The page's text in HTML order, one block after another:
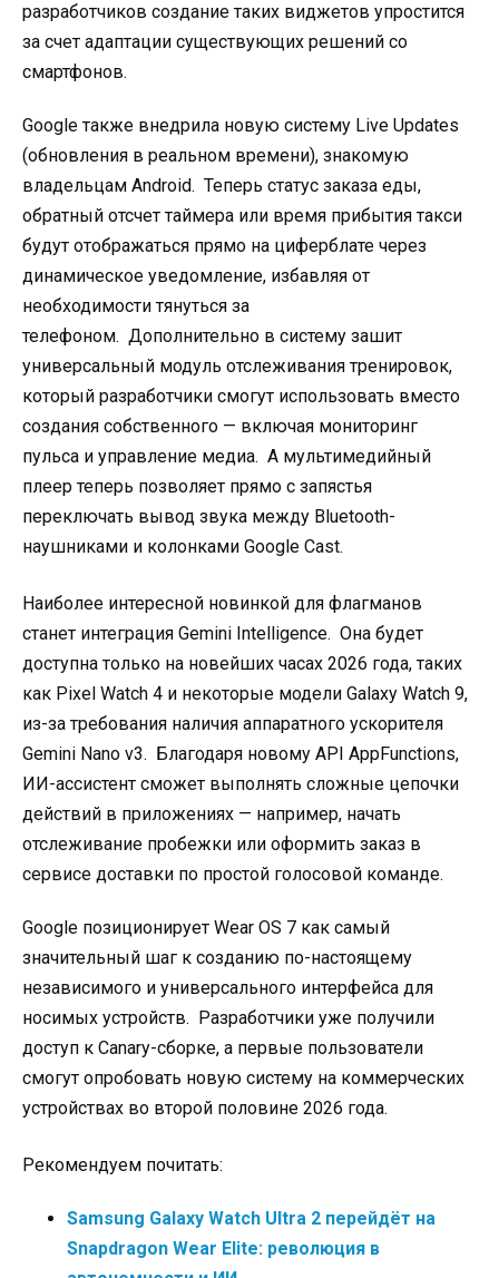
разработчиков создание таких виджетов упростится
за счет адаптации существующих решений со
смартфонов.
Google также внедрила новую систему Live Updates
(обновления в реальном времени), знакомую
владельцам Android. Теперь статус заказа еды,
обратный отсчет таймера или время прибытия такси
будут отображаться прямо на циферблате через
динамическое уведомление, избавляя от
необходимости тянуться за
телефоном. Дополнительно в систему зашит
универсальный модуль отслеживания тренировок,
который разработчики смогут использовать вместо
создания собственного — включая мониторинг
пульса и управление медиа. А мультимедийный
плеер теперь позволяет прямо с запястья
переключать вывод звука между Bluetooth-
наушниками и колонками Google Cast.
Наиболее интересной новинкой для флагманов
станет интеграция Gemini Intelligence. Она будет
доступна только на новейших часах 2026 года, таких
как Pixel Watch 4 и некоторые модели Galaxy Watch 9,
из-за требования наличия аппаратного ускорителя
Gemini Nano v3. Благодаря новому API AppFunctions,
ИИ-ассистент сможет выполнять сложные цепочки
действий в приложениях — например, начать
отслеживание пробежки или оформить заказ в
сервисе доставки по простой голосовой команде.
Google позиционирует Wear OS 7 как самый
значительный шаг к созданию по-настоящему
независимого и универсального интерфейса для
носимых устройств. Разработчики уже получили
доступ к Canary-сборке, а первые пользователи
смогут опробовать новую систему на коммерческих
устройствах во второй половине 2026 года.
Рекомендуем почитать:
Samsung Galaxy Watch Ultra 2 перейдёт на
Snapdragon Wear Elite: революция в